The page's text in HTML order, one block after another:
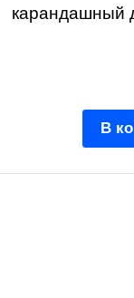
карандашный
В